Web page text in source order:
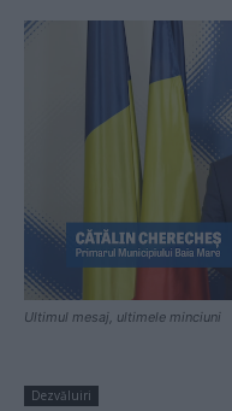
Ultimul mesaj, ultimele minciuni
Dezvăluiri